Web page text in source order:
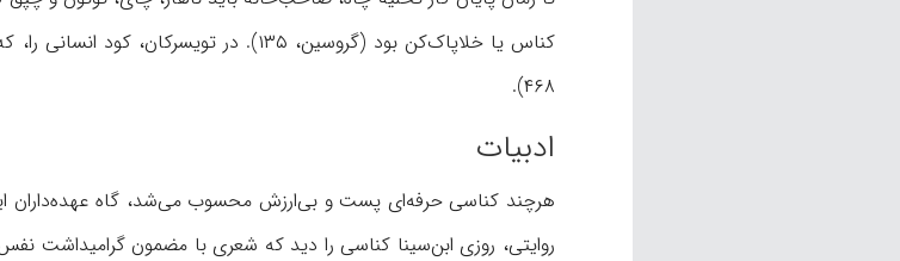
۴۶۸).
ادبیات
هرچند کناسی حرفه‌ای پست و بی‌ارزش محسوب می‌شد، گاه عهده‌داران
روایتی، روزی ابن‌سینا کناسی را دید که شعری با مضمون گرامیداشت